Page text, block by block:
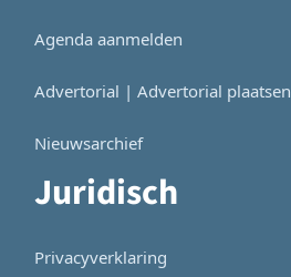
Agenda aanmelden
Advertorial | Advertorial plaatsen
Nieuwsarchief
Juridisch
Privacyverklaring